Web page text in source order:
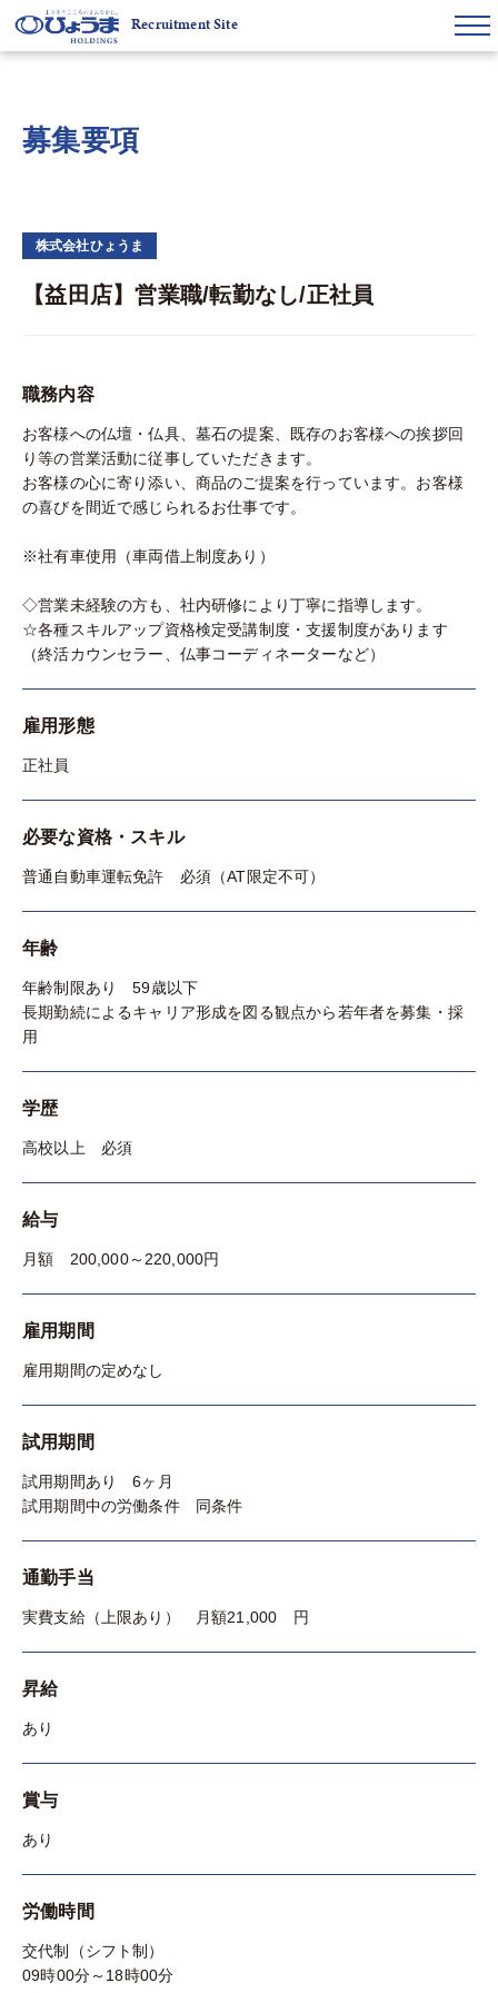
Recruitment Site
募集要項
株式会社ひょうま
【益田店】営業職/転勤なし/正社員
職務内容
お客様への仏壇・仏具、墓石の提案、既存のお客様への挨拶回
り等の営業活動に従事していただきます。
お客様の心に寄り添い、商品のご提案を行っています。お客様
の喜びを間近で感じられるお仕事です。
※社有車使用（車両借上制度あり）
◇営業未経験の方も、社内研修により丁寧に指導します。
☆各種スキルアップ資格検定受講制度・支援制度があります
（終活カウンセラー、仏事コーディネーターなど）
雇用形態
正社員
必要な資格・スキル
普通自動車運転免許 必須（AT限定不可）
年齢
年齢制限あり 59歳以下
長期勤続によるキャリア形成を図る観点から若年者を募集・採
用
学歴
高校以上 必須
給与
月額 200,000～220,000円
雇用期間
雇用期間の定めなし
試用期間
試用期間あり 6ヶ月
試用期間中の労働条件 同条件
通勤手当
実費支給（上限あり） 月額21,000 円
昇給
あり
賞与
あり
労働時間
交代制（シフト制）
09時00分～18時00分